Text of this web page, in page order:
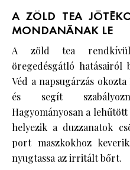
A ZÖLD TEA
MONDANÁNAK LE
A zöld tea rendkívüli
öregedésgátló
Véd a napsugárzás
és segít
Hagyományosan a
helyezik a duzzanatok
port maszkokhoz
nyugtassa az irritált bőrt.